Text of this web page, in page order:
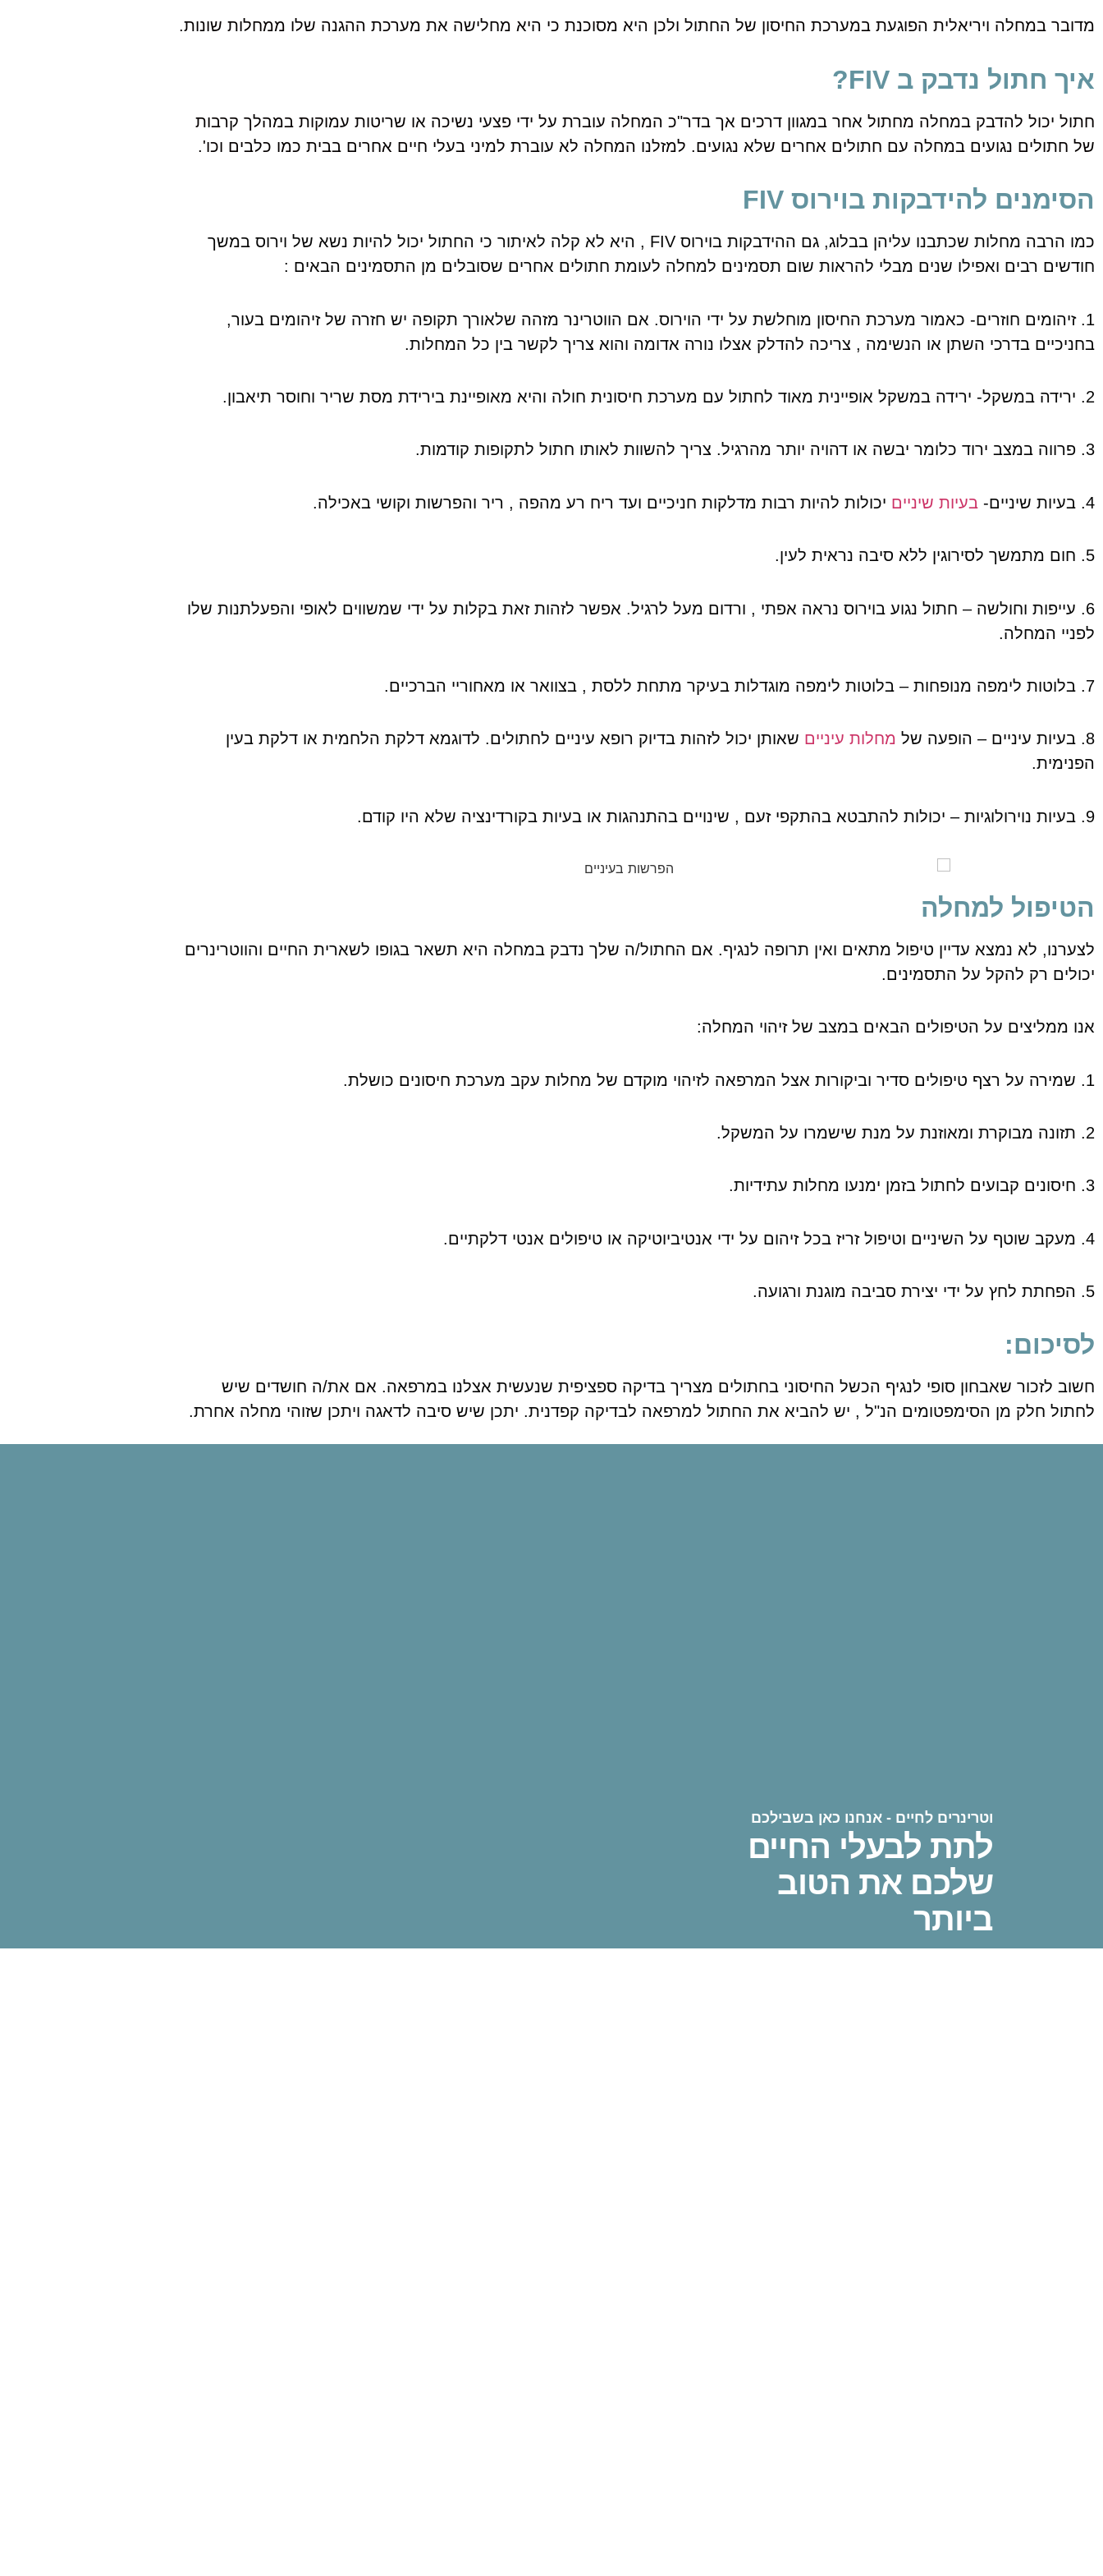
מדובר במחלה ויריאלית הפוגעת במערכת החיסון של החתול ולכן היא מסוכנת כי היא מחלישה את מערכת ההגנה שלו ממחלות שונות.
איך חתול נדבק ב FIV?
חתול יכול להדבק במחלה מחתול אחר במגוון דרכים אך בדר"כ המחלה עוברת על ידי פצעי נשיכה או שריטות עמוקות במהלך קרבות
של חתולים נגועים במחלה עם חתולים אחרים שלא נגועים. למזלנו המחלה לא עוברת למיני בעלי חיים אחרים בבית כמו כלבים וכו'.
הסימנים להידבקות בוירוס FIV
כמו הרבה מחלות שכתבנו עליהן בבלוג, גם ההידבקות בוירוס FIV , היא לא קלה לאיתור כי החתול יכול להיות נשא של וירוס במשך
חודשים רבים ואפילו שנים מבלי להראות שום תסמינים למחלה לעומת חתולים אחרים שסובלים מן התסמינים הבאים :
1. זיהומים חוזרים- כאמור מערכת החיסון מוחלשת על ידי הוירוס. אם הווטרינר מזהה שלאורך תקופה יש חזרה של זיהומים בעור,
בחניכיים בדרכי השתן או הנשימה , צריכה להדלק אצלו נורה אדומה והוא צריך לקשר בין כל המחלות.
2. ירידה במשקל- ירידה במשקל אופיינית מאוד לחתול עם מערכת חיסונית חולה והיא מאופיינת בירידת מסת שריר וחוסר תיאבון.
3. פרווה במצב ירוד כלומר יבשה או דהויה יותר מהרגיל. צריך להשוות לאותו חתול לתקופות קודמות.
4. בעיות שיניים- בעיות שיניים יכולות להיות רבות מדלקות חניכיים ועד ריח רע מהפה , ריר והפרשות וקושי באכילה.
5. חום מתמשך לסירוגין ללא סיבה נראית לעין.
6. עייפות וחולשה – חתול נגוע בוירוס נראה אפתי , ורדום מעל לרגיל. אפשר לזהות זאת בקלות על ידי שמשווים לאופי והפעלתנות שלו
לפניי המחלה.
7. בלוטות לימפה מנופחות – בלוטות לימפה מוגדלות בעיקר מתחת ללסת , בצוואר או מאחוריי הברכיים.
8. בעיות עיניים – הופעה של מחלות עיניים שאותן יכול לזהות בדיוק רופא עיניים לחתולים. לדוגמא דלקת הלחמית או דלקת בעין
הפנימית.
9. בעיות נוירולוגיות – יכולות להתבטא בהתקפי זעם , שינויים בהתנהגות או בעיות בקורדינציה שלא היו קודם.
הטיפול למחלה
לצערנו, לא נמצא עדיין טיפול מתאים ואין תרופה לנגיף. אם החתול/ה שלך נדבק במחלה היא תשאר בגופו לשארית החיים והווטרינרים
יכולים רק להקל על התסמינים.
אנו ממליצים על הטיפולים הבאים במצב של זיהוי המחלה:
1. שמירה על רצף טיפולים סדיר וביקורות אצל המרפאה לזיהוי מוקדם של מחלות עקב מערכת חיסונים כושלת.
2. תזונה מבוקרת ומאוזנת על מנת שישמרו על המשקל.
3. חיסונים קבועים לחתול בזמן ימנעו מחלות עתידיות.
4. מעקב שוטף על השיניים וטיפול זריז בכל זיהום על ידי אנטיביוטיקה או טיפולים אנטי דלקתיים.
5. הפחתת לחץ על ידי יצירת סביבה מוגנת ורגועה.
לסיכום:
חשוב לזכור שאבחון סופי לנגיף הכשל החיסוני בחתולים מצריך בדיקה ספציפית שנעשית אצלנו במרפאה. אם את/ה חושדים שיש
לחתול חלק מן הסימפטומים הנ"ל , יש להביא את החתול למרפאה לבדיקה קפדנית. יתכן שיש סיבה לדאגה ויתכן שזוהי מחלה אחרת.
וטרינרים לחיים - אנחנו כאן בשבילכם
לתת לבעלי החיים
שלכם את הטוב
ביותר